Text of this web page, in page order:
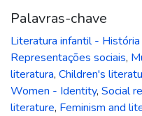
Palavras-chave
Literatura infantil - História
Representações sociais,
literatura, Children's
Women - Identity, Social
literature, Feminism and